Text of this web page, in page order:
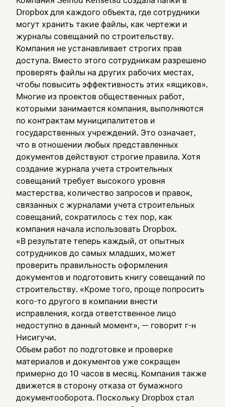
Dropbox для каждого объекта, где сотрудники
могут хранить такие файлы, как чертежи и
журналы совещаний по строительству.
Компания не устанавливает строгих прав
доступа. Вместо этого сотрудникам разрешено
проверять файлы на других рабочих местах,
чтобы повысить эффективность этих «ящиков».
Многие из проектов общественных работ,
которыми занимается компания, выполняются
по контрактам муниципалитетов и
государственных учреждений. Это означает,
что в отношении любых представленных
документов действуют строгие правила. Хотя
создание журнала учета строительных
совещаний требует высокого уровня
мастерства, количество запросов и правок,
связанных с журналами учета строительных
совещаний, сократилось с тех пор, как
компания начала использовать Dropbox.
«В результате теперь каждый, от опытных
сотрудников до самых младших, может
проверить правильность оформления
документов и подготовить книгу совещаний по
строительству. «Кроме того, проще попросить
кого-то другого в компании внести
исправления, когда ответственное лицо
недоступно в данный момент», — говорит г-н
Нисигучи.
Объем работ по подготовке и проверке
материалов и документов уже сокращен
примерно до 10 часов в месяц. Компания также
движется в сторону отказа от бумажного
документооборота. Поскольку Dropbox стал